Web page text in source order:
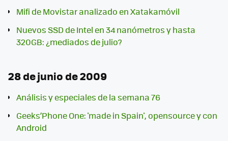
Mifi de Movistar analizado en Xatakamóvil
Nuevos SSD de Intel en 34 nanómetros y hasta
320GB: ¿mediados de julio?
28 de junio de 2009
Análisis y especiales de la semana 76
Geeks’Phone One: 'made in Spain', opensource y con
Android